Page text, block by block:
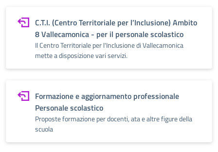
C.T.I. (Centro Territoriale per l’Inclusione) Ambito
8 Vallecamonica - per il personale scolastico
Il Centro Territoriale per l'Inclusione di Vallecamonica
mette a disposizione vari servizi.
Formazione e aggiornamento professionale
Personale scolastico
Proposte formazione per docenti, ata e altre figure della
scuola